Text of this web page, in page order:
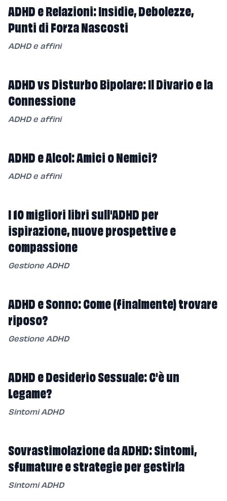
ADHD e Relazioni: Insidie, Debolezze,
Punti di Forza Nascosti
ADHD e affini
ADHD vs Disturbo Bipolare: Il Divario e la
Connessione
ADHD e affini
ADHD e Alcol: Amici o Nemici?
ADHD e affini
I 10 migliori libri sull'ADHD per
ispirazione, nuove prospettive e
compassione
Gestione ADHD
ADHD e Sonno: Come (finalmente) trovare
riposo?
Gestione ADHD
ADHD e Desiderio Sessuale: C'è un
Legame?
Sintomi ADHD
Sovrastimolazione da ADHD: Sintomi,
sfumature e strategie per gestirla
Sintomi ADHD